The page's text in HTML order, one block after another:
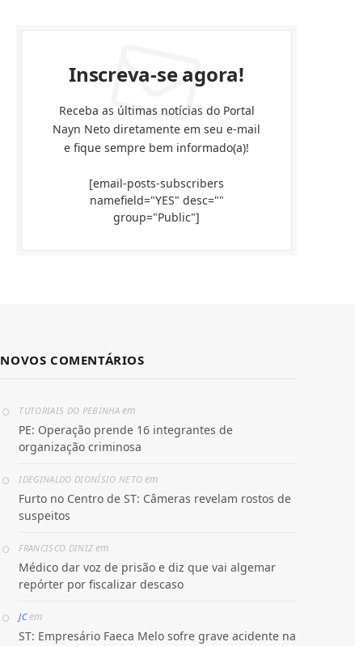
Inscreva-se agora!
Receba as últimas notícias do Portal
Nayn Neto diretamente em seu e-mail
e fique sempre bem informado(a)!
[email-posts-subscribers
namefield="YES" desc=""
group="Public"]
NOVOS COMENTÁRIOS
TUTORIAIS DO PEBINHAem
PE: Operação prende 16 integrantes de
organização criminosa
IDEGINALDO DIONÍSIO NETO em
Furto no Centro de ST: Câmeras revelam rostos de
suspeitos
FRANCISCO DINIZ em
Médico dar voz de prisão e diz que vai algemar
repórter por fiscalizar descaso
JCem
ST: Empresário Faeca Melo sofre grave acidente na